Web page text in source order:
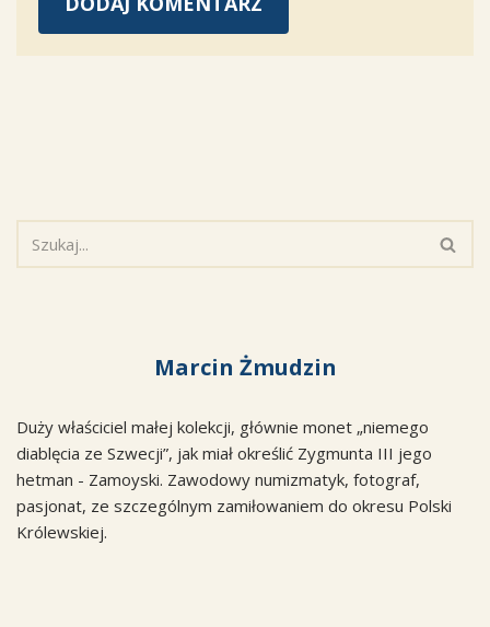
Marcin Żmudzin
Duży właściciel małej kolekcji, głównie monet „niemego
diablęcia ze Szwecji”, jak miał określić Zygmunta III jego
hetman - Zamoyski. Zawodowy numizmatyk, fotograf,
pasjonat, ze szczególnym zamiłowaniem do okresu Polski
Królewskiej.